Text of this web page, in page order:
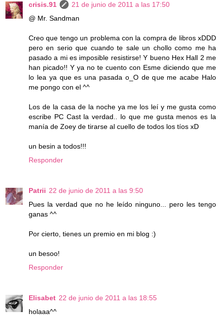
crisis.91
21 de junio de 2011 a las 17:50
@ Mr. Sandman
Creo que tengo un problema con la compra de libros xDDD
pero en serio que cuando te sale un chollo como me ha
pasado a mi es imposible resistirse! Y bueno Hex Hall 2 me
han picado!! Y ya no te cuento con Esme diciendo que me
lo lea ya que es una pasada o_O de que me acabe Halo
me pongo con el ^^
Los de la casa de la noche ya me los leí y me gusta como
escribe PC Cast la verdad.. lo que me gusta menos es la
manía de Zoey de tirarse al cuello de todos los tíos xD
un besin a todos!!!
Responder
Patrii 22 de junio de 2011 a las 9:50
Pues la verdad que no he leído ninguno... pero les tengo
ganas ^^
Por cierto, tienes un premio en mi blog :)
un besoo!
Responder
Elisabet 22 de junio de 2011 a las 18:55
holaaa^^